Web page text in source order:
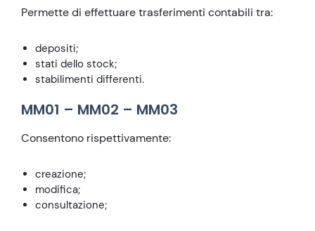
Permette di effettuare trasferimenti contabili tra:
depositi;
stati dello stock;
stabilimenti differenti.
MM01 – MM02 – MM03
Consentono rispettivamente:
creazione;
modifica;
consultazione;